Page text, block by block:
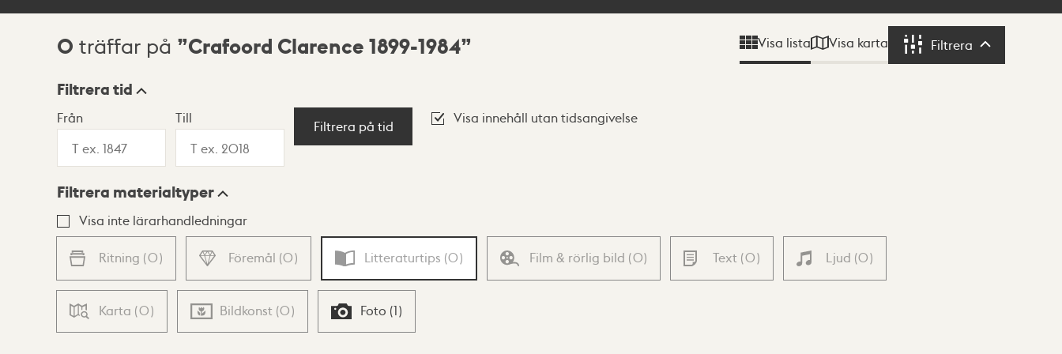
Sökresultat
0 träffar på Crafoord Clarence 1899-1984 Visa lista Visa karta Filtrera Filtrera
Visningsläge
Lista Karta
Filtrera tid
Från Till
Filtrera på tid
Visa innehåll utan tidsangivelse
Filtrera materialtyper
Visa inte lärarhandledningar
Ritning (0) Föremål (0) Litteraturtips (0) Film & rörlig bild (0) Text (0) Ljud (0)
Karta (0) Bildkonst (0) Foto (1)